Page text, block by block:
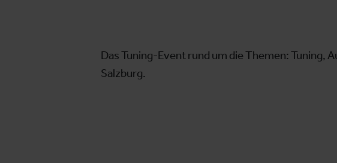
Das Tuning-Event rund um die Themen: Tuning,
Salzburg.